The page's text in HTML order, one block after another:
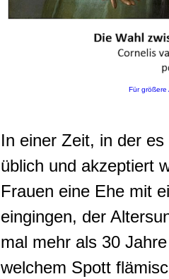
Für größere
In einer Zeit, in der
üblich und akzeptiert
Frauen eine Ehe mit
eingingen, der
mal mehr als 30
welchem Spott